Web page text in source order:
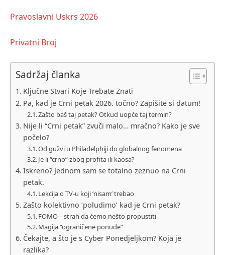
Pravoslavni Uskrs 2026
Privatni Broj
Sadržaj članka
Ključne Stvari Koje Trebate Znati
Pa, kad je Crni petak 2026. točno? Zapišite si datum!
Zašto baš taj petak? Otkud uopće taj termin?
Nije li “Crni petak” zvuči malo… mračno? Kako je sve
počelo?
Od gužvi u Philadelphiji do globalnog fenomena
Je li “crno” zbog profita ili kaosa?
Iskreno? Jednom sam se totalno zeznuo na Crni
petak.
Lekcija o TV-u koji ‘nisam’ trebao
Zašto kolektivno ‘poludimo’ kad je Crni petak?
FOMO – strah da ćemo nešto propustiti
Magija “ograničene ponude”
Čekajte, a što je s Cyber Ponedjeljkom? Koja je
razlika?